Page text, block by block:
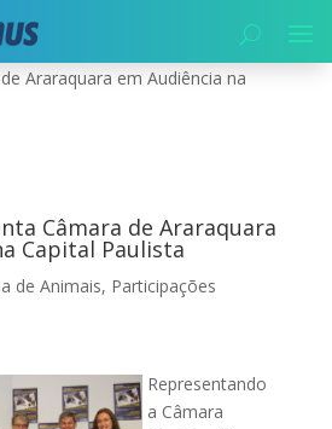
|
Juliana
Araraquara em Audiência na
Câmara de Araraquara
Capital Paulista
de Animais, Participações
Representando
a Câmara